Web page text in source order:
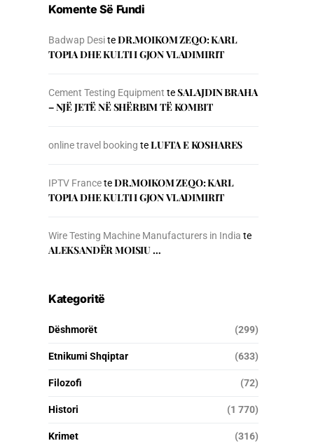
Komente Së Fundi
Badwap DesiteDR.MOIKOM ZEQO: KARL
TOPIA DHE KULTI I GJON VLADIMIRIT
Cement Testing Equipment teSALAJDIN BRAHA
– NJЁ JETЁ NЁ SHЁRBIM TЁ KOMBIT
online travel booking teLUFTA E KOSHARES
IPTV FranceteDR.MOIKOM ZEQO: KARL
TOPIA DHE KULTI I GJON VLADIMIRIT
Wire Testing Machine Manufacturers in India te
ALEKSANDËR MOISIU …
Kategoritë
Dëshmorët (299)
Etnikumi Shqiptar (633)
Filozofi (72)
Histori (1 770)
Krimet (316)